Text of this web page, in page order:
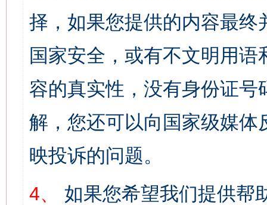
择，如果您提供的内容最
国家安全，或有不文明用
容的真实性，没有身份证
解，您还可以向国家级媒
映投诉的问题。
4、
如果您希望我们提供帮